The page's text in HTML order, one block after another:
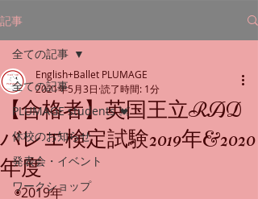
記事
全ての記事
PLUMAGE students 💓
休校のお知らせ
発表会・イベント
ワークショップ
全ての記事
【合格者】英国王立RAD
バレエ検定試験2019年&2020
年度
English+Ballet PLUMAGE
2021年5月3日 読了時間: 1分
◉2019年